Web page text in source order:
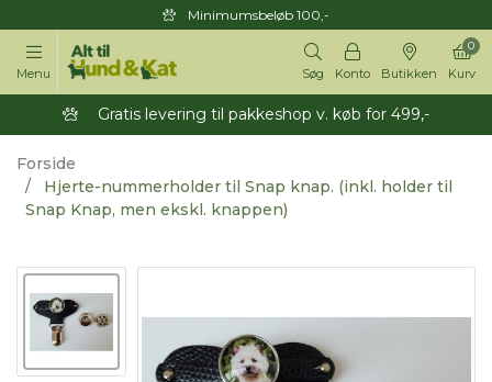
Minimumsbeløb 100,-
Menu Søg Konto Butikken Kurv
0
Gratis levering til pakkeshop v. køb for 499,-
Forside
Hjerte-nummerholder til Snap knap. (inkl. holder til
Snap Knap, men ekskl. knappen)